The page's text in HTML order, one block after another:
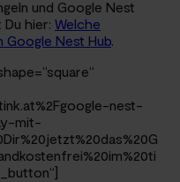
und Google Nest
hier: Welche
Google Nest Hub.
nest-
mit-